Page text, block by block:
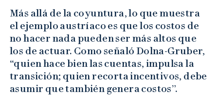
Más allá de la coyuntura, lo que muestra
el ejemplo austríaco es que los costos de
no hacer nada pueden ser más altos que
los de actuar. Como señaló Dolna-Gruber,
“quien hace bien las cuentas, impulsa la
transición; quien recorta incentivos, debe
asumir que también genera costos”.